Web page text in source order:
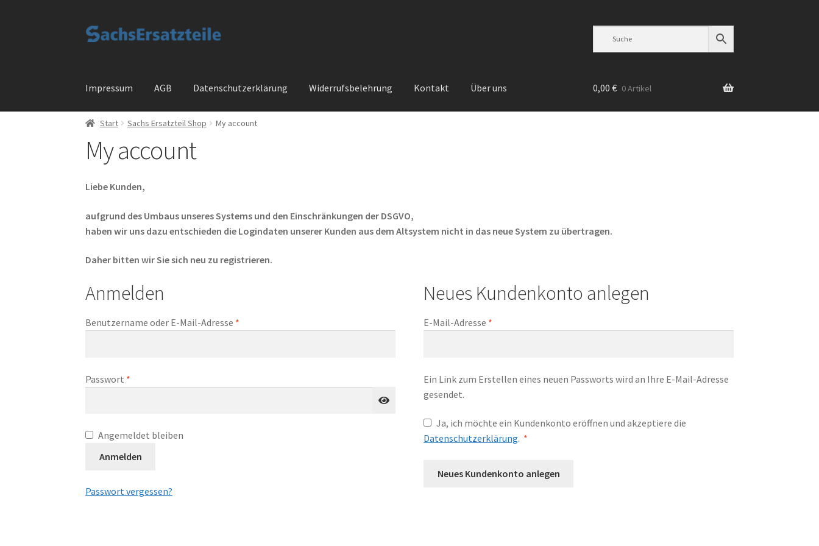
Zur
Zum
Impressum AGB Datenschutzerklärung Widerrufsbelehrung Kontakt Über uns
StartAGB DatenschutzerklärungImpressum
WiderrufsbelehrungCart Checkout
0,00 € 0 Artikel
Start Sachs Ersatzteil Shop My account
My account
Liebe Kunden,
aufgrund des Umbaus unseres Systems und den Einschränkungen der DSGVO,
haben wir uns dazu entschieden die Logindaten unserer Kunden aus dem Altsystem nicht in das neue System zu übertragen.
Daher bitten wir Sie sich neu zu registrieren.
Anmelden
Benutzername oder E-Mail-Adresse *
Passwort *
Angemeldet bleiben
Anmelden
Passwort vergessen?
Neues Kundenkonto anlegen
E-Mail-Adresse *
Ein Link zum Erstellen eines neuen Passworts wird an Ihre E-Mail-Adresse
gesendet.
Ja, ich möchte ein Kundenkonto eröffnen und akzeptiere die
Datenschutzerklärung. *
Neues Kundenkonto anlegen